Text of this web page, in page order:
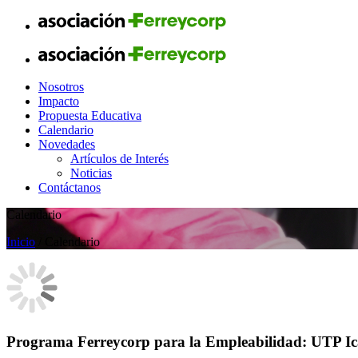
Nosotros
Impacto
Propuesta Educativa
Calendario
Novedades
Artículos de Interés
Noticias
Contáctanos
Calendario
Inicio / Calendario
Programa Ferreycorp para la Empleabilidad: UTP